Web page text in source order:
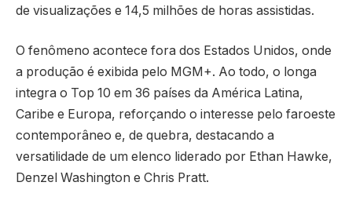
de visualizações e 14,5 milhões de horas assistidas.
O fenômeno acontece fora dos Estados Unidos, onde
a produção é exibida pelo MGM+. Ao todo, o longa
integra o Top 10 em 36 países da América Latina,
Caribe e Europa, reforçando o interesse pelo faroeste
contemporâneo e, de quebra, destacando a
versatilidade de um elenco liderado por Ethan Hawke,
Denzel Washington e Chris Pratt.